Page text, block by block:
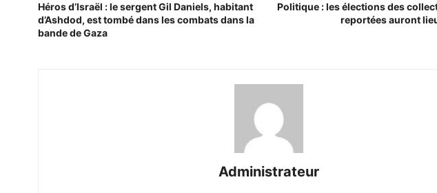
Héros d’Israël : le sergent Gil Daniels, habitant
d’Ashdod, est tombé dans les combats dans la
bande de Gaza
Politique : les élections des
reportées auront
Administrateur